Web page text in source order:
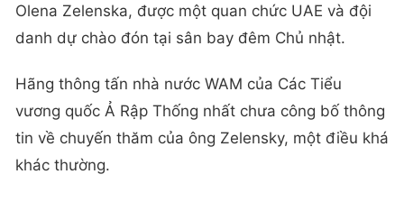
Olena Zelenska, được một quan chức UAE và đội
danh dự chào đón tại sân bay đêm Chủ nhật.
Hãng thông tấn nhà nước WAM của Các Tiểu
vương quốc Ả Rập Thống nhất chưa công bố thông
tin về chuyến thăm của ông Zelensky, một điều khá
khác thường.